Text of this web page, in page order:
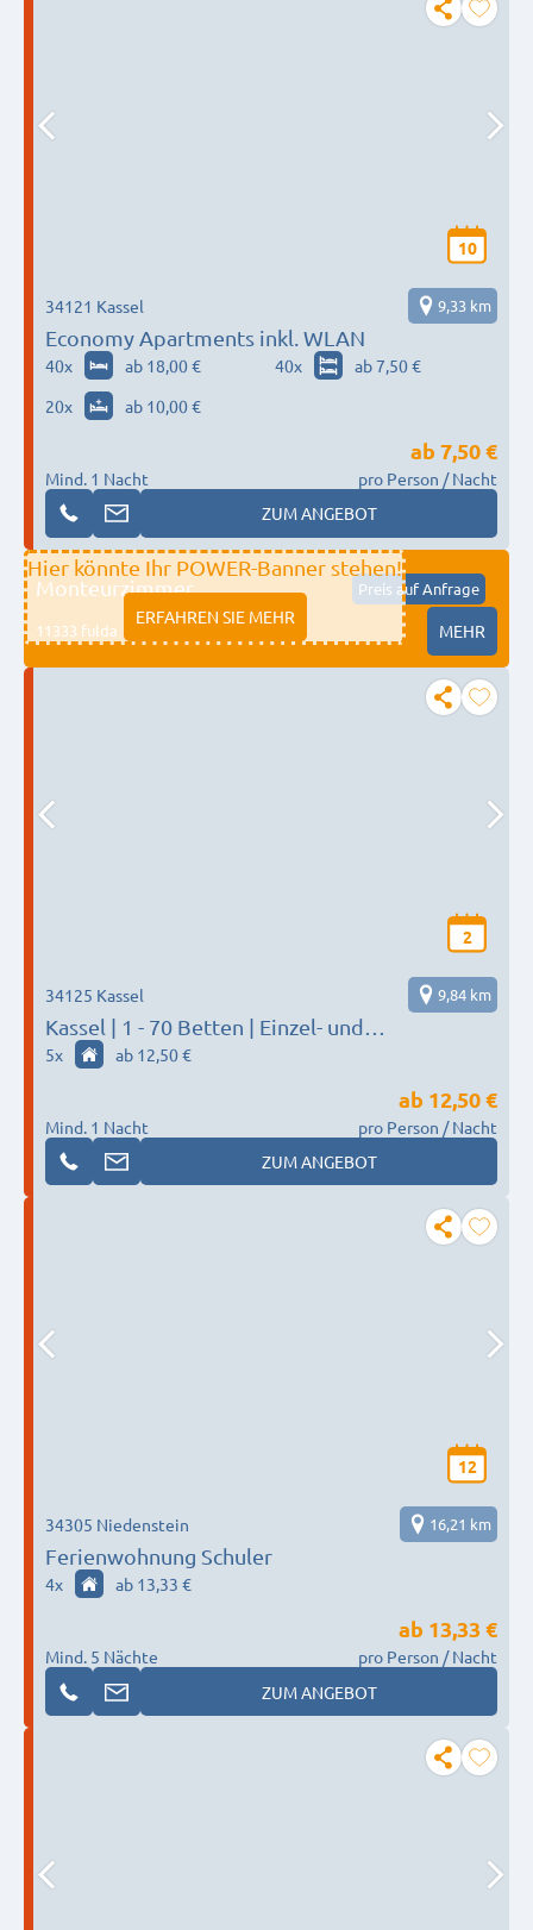
10
Economy Apartments inkl. WLAN
34121 Kassel 9,33 km
40x ab 18,00 € 40x
ab 7,50 €
20x ab 10,00 €
Mind. 1 Nacht
ab 7,50 €
pro Person / Nacht
ZUM ANGEBOT
Hier könnte Ihr POWER-Banner stehen!
ERFAHREN SIE MEHR
Monteurzimmer Preis auf Anfrage
11333 fulda MEHR
2
Kassel | 1 - 70 Betten | Einzel- und
Doppelzimmer
34125 Kassel 9,84 km
5x ab 12,50 €
Mind. 1 Nacht
ab 12,50 €
pro Person / Nacht
ZUM ANGEBOT
12
Ferienwohnung Schuler
34305 Niedenstein 16,21 km
4x ab 13,33 €
Mind. 5 Nächte
ab 13,33 €
pro Person / Nacht
ZUM ANGEBOT